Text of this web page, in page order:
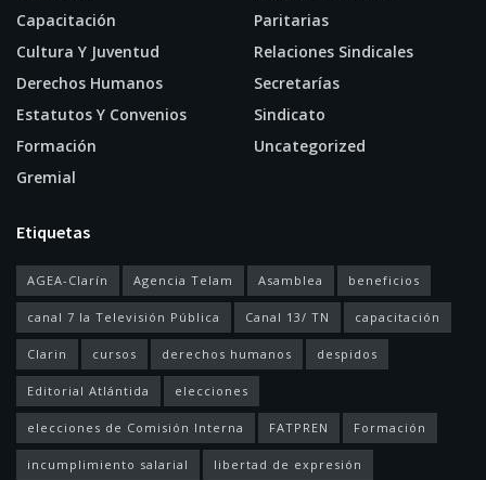
Capacitación
Cultura Y Juventud
Derechos Humanos
Estatutos Y Convenios
Formación
Gremial
Paritarias
Relaciones Sindicales
Secretarías
Sindicato
Uncategorized
Etiquetas
AGEA-Clarín Agencia Telam Asamblea beneficios
canal 7 la Televisión Pública Canal 13/ TN capacitación
Clarin cursos derechos humanos despidos
Editorial Atlántida elecciones
elecciones de Comisión Interna FATPREN Formación
incumplimiento salarial libertad de expresión